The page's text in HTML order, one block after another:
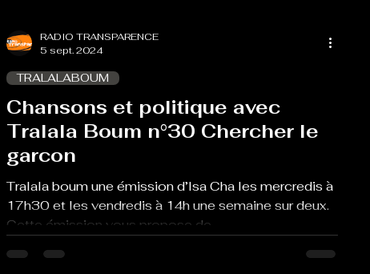
Chansons et politique avec
Tralala Boum n°30 Chercher le
garcon
Tralala boum une émission d’Isa Cha les mercredis à
17h30 et les vendredis à 14h une semaine sur deux.
Cette émission vous propose de...
TRALALABOUM
RADIO TRANSPARENCE
5 sept. 2024